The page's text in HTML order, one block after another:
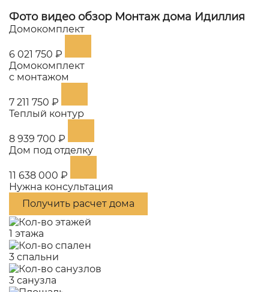
Фото видео обзор Монтаж дома Идиллия
Домокомплект
6 021 750 ₽
Домокомплект
с монтажом
7 211 750 ₽
Теплый контур
8 939 700 ₽
Дом под отделку
11 638 000 ₽
Нужна консультация
Получить расчет дома
1 этажа
3 спальни
3 санузла